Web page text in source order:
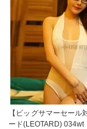
【ビッグサマーセール
ード(LEOTARD) 034wt